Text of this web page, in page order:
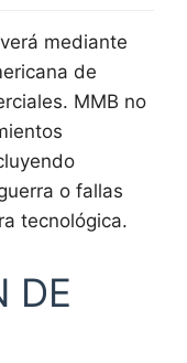
mediante
de
MMB no
o fallas
tecnológica.
DE